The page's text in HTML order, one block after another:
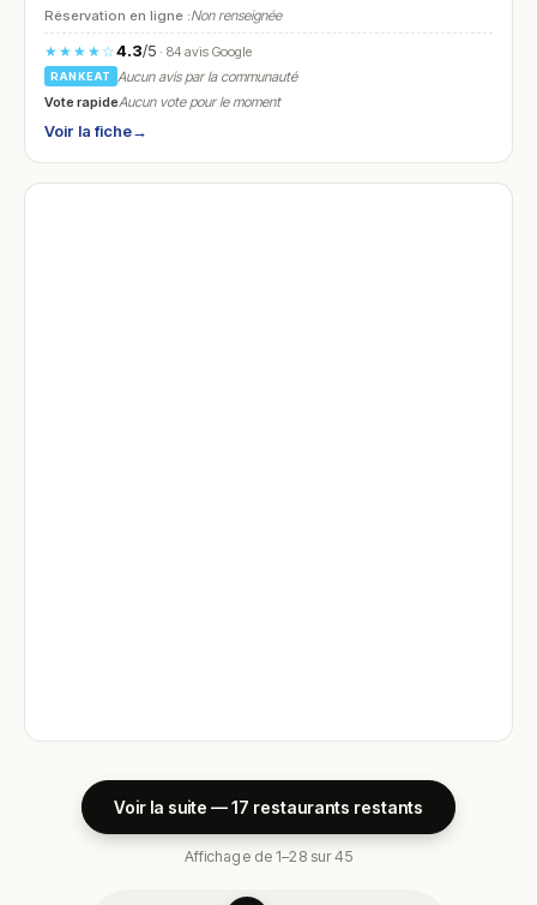
Réservation en ligne :Non renseignée
★★★★☆4.3/5· 84 avis Google
RANKEAT
Aucun avis par la communauté
Vote rapideAucun vote pour le moment
Voir la fiche→
Voir la suite — 17 restaurants restants
Affichage de 1–28 sur 45